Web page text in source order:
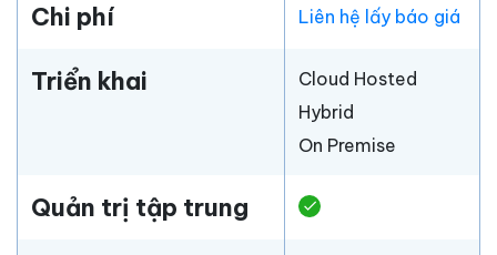
Chi phí Liên hệ lấy báo giá
Triển khai
Cloud Hosted
Hybrid
On Premise
Quản trị tập trung check